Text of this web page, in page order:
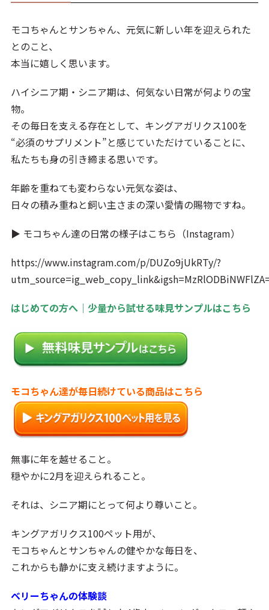
モコちゃんとサンちゃん、元気に新しい年を迎えられた
とのこと、
本当に嬉しく思います。
ハイシニア期・シニア期は、何気ない日常が何よりの宝
物。
その毎日を支える存在として、キングアガリクス100を
“必須のサプリメント”と感じていただけていることに、
私たちも身の引き締まる思いです。
年齢を重ねても変わらない元気な姿は、
日々の積み重ねと飼い主さまの深い愛情の賜物ですね。
▶ モコちゃん達の日常の様子はこちら（Instagram）
https://www.instagram.com/p/DUZo9jUkRTy/?
はじめての方へ｜少量から試せる味見サンプルはこちら
モコちゃん達が毎日続けている商品はこちら
無事に年を越せること。
穏やかに2月を迎えられること。
それは、シニア期にとって何より尊いこと。
キングアガリクス100ペット用が、
モコちゃんとサンちゃんの健やかな毎日を、
これからも静かに支え続けますように。
ベリーちゃんの体験談